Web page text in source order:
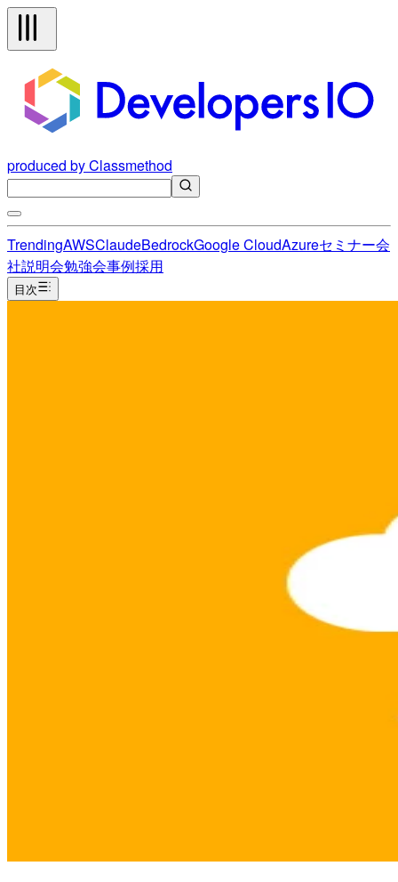
produced by Classmethod
TrendingAWSClaudeBedrockGoogle CloudAzureセミナー会
社説明会勉強会事例採用
目次